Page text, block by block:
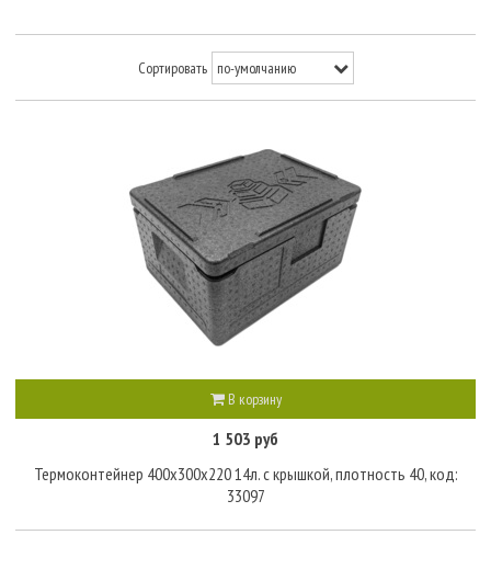
Сортировать
В корзину
1 503 руб
Термоконтейнер 400х300х220 14л. с крышкой, плотность 40, код:
33097